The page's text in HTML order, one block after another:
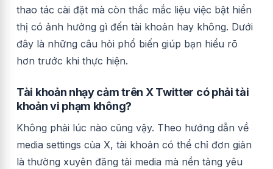
thao tác cài đặt mà còn thắc mắc liệu việc bật hiển
thị có ảnh hưởng gì đến tài khoản hay không. Dưới
đây là những câu hỏi phổ biến giúp bạn hiểu rõ
hơn trước khi thực hiện.
Tài khoản nhạy cảm trên X Twitter có phải tài
khoản vi phạm không?
Không phải lúc nào cũng vậy. Theo hướng dẫn về
media settings của X, tài khoản có thể chỉ đơn giản
là thường xuyên đăng tải media mà nền tảng yêu